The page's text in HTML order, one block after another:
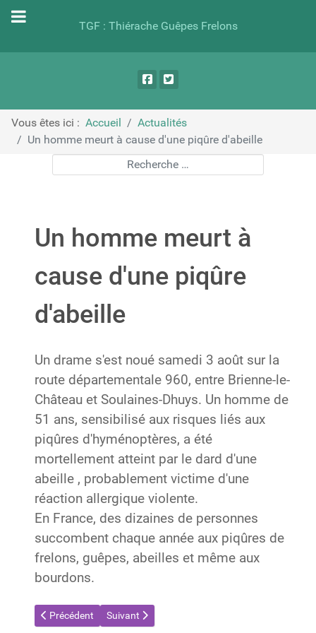
TGF : Thiérache Guêpes Frelons
Vous êtes ici : Accueil
Actualités
Un homme meurt à cause d'une piqûre d'abeille
Un homme meurt à
cause d'une piqûre
d'abeille
Un drame s'est noué samedi 3 août sur la
route départementale 960, entre Brienne-le-
Château et Soulaines-Dhuys. Un homme de
51 ans, sensibilisé aux risques liés aux
piqûres d'hyménoptères, a été
mortellement atteint par le dard d'une
abeille , probablement victime d'une
réaction allergique violente.
En France, des dizaines de personnes
succombent chaque année aux piqûres de
frelons, guêpes, abeilles et même aux
bourdons.
Article précédent : Fini les soucis : l'Aisne finance la destruction
Précédent Article suivant : Une banale tâche de jardinage
Suivant